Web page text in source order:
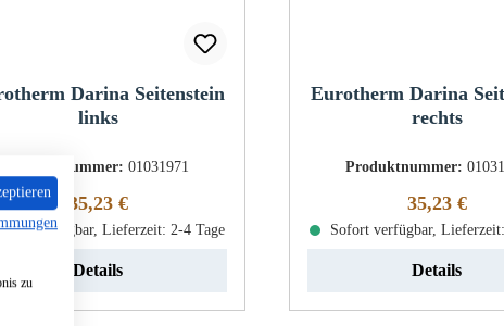
Darina Seitenstein
links
Produktnummer:01031971
Regulärer Preis:
35,23 €
verfügbar, Lieferzeit: 2-4 Tage
Details
Eurotherm Darina
rechts
Produktnummer:
Regulärer
35,23 €
Sofort verfügbar,
Details
zu